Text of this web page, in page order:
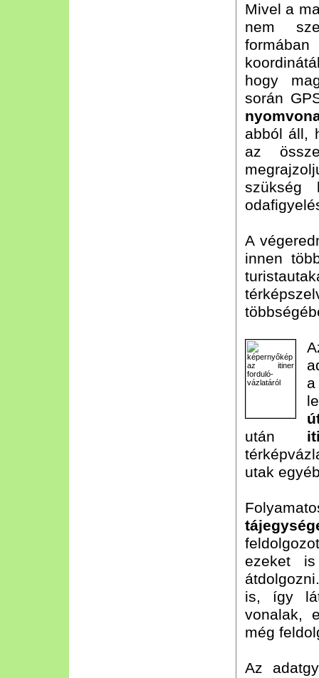
Mivel a
nem
hogy
során
abból áll,
az
szükség
A
innen
után
utak
ezeket is
is, így
vonalak,
még
Az